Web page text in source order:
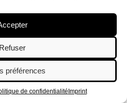
Refuser
préférences
de confidentialité Imprint
& Performing Arts2018
site réalisé en collaboration avec